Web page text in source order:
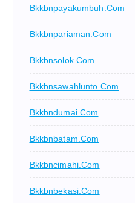
Bkkbnpayakumbuh.com
Bkkbnpariaman.com
Bkkbnsolok.com
Bkkbnsawahlunto.com
Bkkbndumai.com
Bkkbnbatam.com
Bkkbncimahi.com
Bkkbnbekasi.com